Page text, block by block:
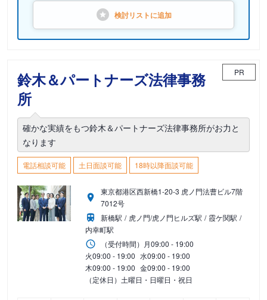
検討リストに追加
鈴木＆パートナーズ法律事務
所
PR
確かな実績をもつ鈴木＆パートナーズ法律事務所がお力と
なります
電話相談可能 土日面談可能 18時以降面談可能
東京都港区西新橋1-20-3 虎ノ門法曹ビル7階
7012号
新橋駅
虎ノ門/虎ノ門ヒルズ駅
霞ケ関駅
内幸町駅
（受付時間） 月09:00 - 19:00
火09:00 - 19:00 水09:00 - 19:00
木09:00 - 19:00 金09:00 - 19:00
（定休日）土曜日・日曜日・祝日